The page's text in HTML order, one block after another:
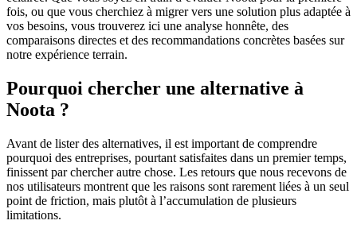
fois, ou que vous cherchiez à migrer vers une solution plus adaptée à
vos besoins, vous trouverez ici une analyse honnête, des
comparaisons directes et des recommandations concrètes basées sur
notre expérience terrain.
Pourquoi chercher une alternative à
Noota ?
Avant de lister des alternatives, il est important de comprendre
pourquoi des entreprises, pourtant satisfaites dans un premier temps,
finissent par chercher autre chose. Les retours que nous recevons de
nos utilisateurs montrent que les raisons sont rarement liées à un seul
point de friction, mais plutôt à l’accumulation de plusieurs
limitations.